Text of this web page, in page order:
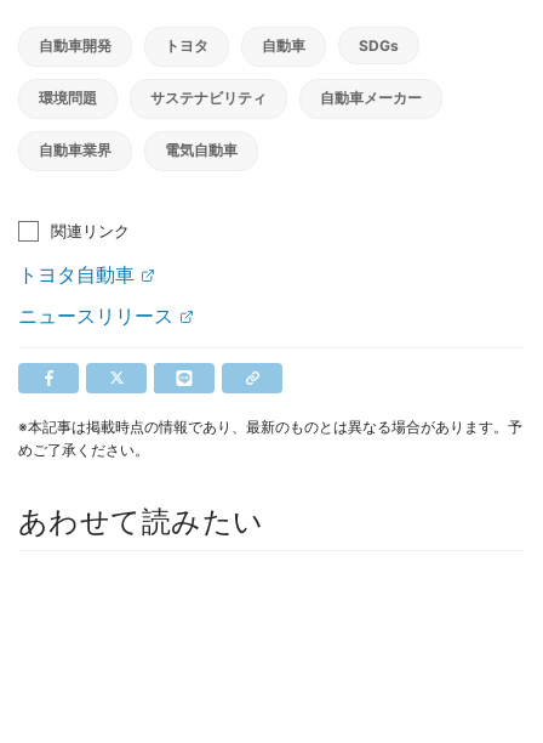
自動車開発 トヨタ 自動車 SDGs
環境問題 サステナビリティ 自動車メーカー
自動車業界 電気自動車
関連リンク
トヨタ自動車
ニュースリリース
※本記事は掲載時点の情報であり、最新のものとは異なる場合があります。予
めご了承ください。
あわせて読みたい